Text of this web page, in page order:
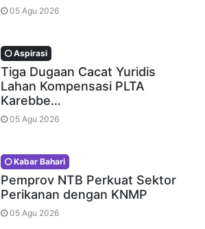
05 Agu 2026
Aspirasi
Tiga Dugaan Cacat Yuridis
Lahan Kompensasi PLTA
Karebbe…
05 Agu 2026
Kabar Bahari
Pemprov NTB Perkuat Sektor
Perikanan dengan KNMP
05 Agu 2026